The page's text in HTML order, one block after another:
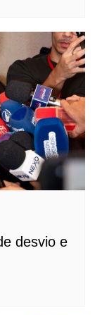
desvio e